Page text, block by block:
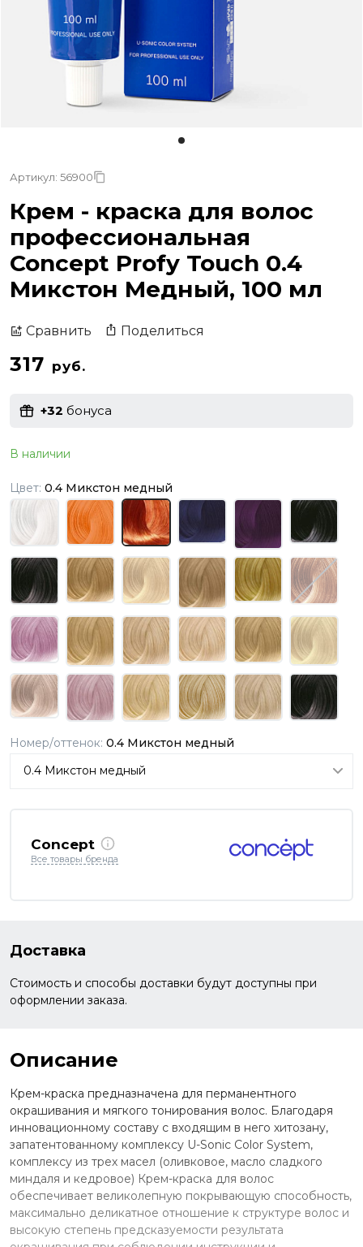
Артикул: 56900
Крем - краска для волос
профессиональная
Concept Profy Touch 0.4
Микстон Медный, 100 мл
Сравнить Поделиться
317 руб.
+32 бонуса
В наличии
Цвет: 0.4 Микстон медный
Номер/оттенок: 0.4 Микстон медный
Concept
Все товары бренда
Доставка
Стоимость и способы доставки будут доступны при
оформлении заказа.
Описание
Крем-краска предназначена для перманентного
окрашивания и мягкого тонирования волос. Благодаря
инновационному составу с входящим в него хитозану,
запатентованному комплексу U-Sonic Color System,
комплексу из трех масел (оливковое, масло сладкого
миндаля и кедровое) Крем-краска для волос
обеспечивает великолепную покрывающую способность,
максимально деликатное отношение к структуре волос и
высокую степень предсказуемости результата